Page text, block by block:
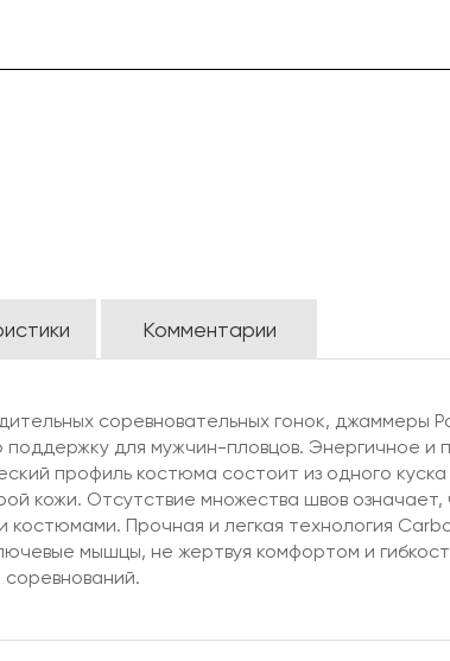
Комментарии
соревновательных гонок, джаммеры
для мужчин-пловцов. Энергичное
профиль костюма состоит из одного
кожи. Отсутствие множества швов
костюмами. Прочная и легкая технология
мышцы, не жертвуя комфортом и